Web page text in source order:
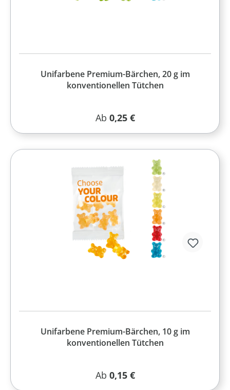
Unifarbene Premium-Bärchen, 20 g im
konventionellen Tütchen
Regulärer Preis:
Ab 0,25 €
Unifarbene Premium-Bärchen, 10 g im
konventionellen Tütchen
Regulärer Preis:
Ab 0,15 €